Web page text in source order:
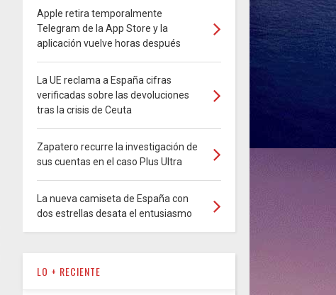
Apple retira temporalmente
Telegram de la App Store y la
aplicación vuelve horas después
La UE reclama a España cifras
verificadas sobre las devoluciones
tras la crisis de Ceuta
Zapatero recurre la investigación de
sus cuentas en el caso Plus Ultra
La nueva camiseta de España con
dos estrellas desata el entusiasmo
LO + RECIENTE